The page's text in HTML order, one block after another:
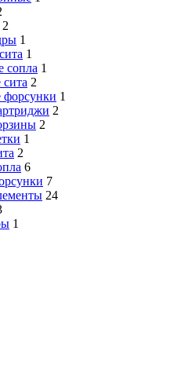
2
1
1
сопла 1
2
форсунки 1
2
2
1
2
6
7
24
1